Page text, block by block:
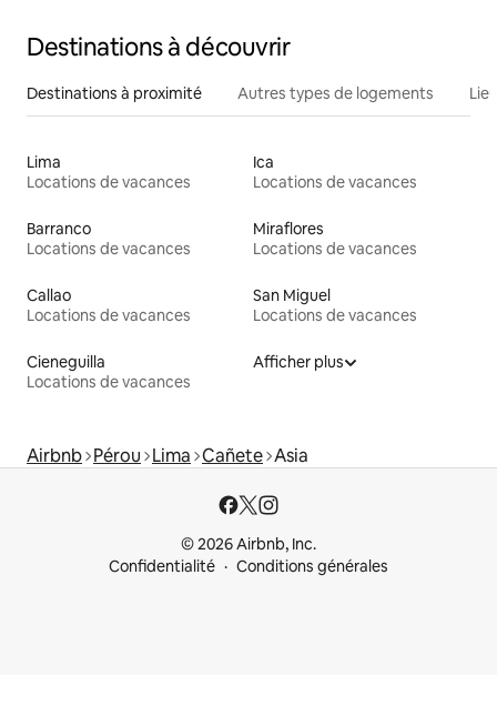
Destinations à découvrir
Destinations à proximité Autres types de logements
Lima
Locations de vacances
Ica
Locations de vacances
Barranco
Locations de vacances
Miraflores
Locations de vacances
Callao
Locations de vacances
San Miguel
Locations de vacances
Cieneguilla
Locations de vacances
Afficher plus
Airbnb Pérou Lima Cañete Asia
© 2026 Airbnb, Inc.
Confidentialité
Conditions générales